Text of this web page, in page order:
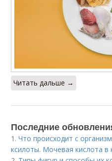
Читать дальше →
Последние
1.Что происходит с
ксилоты. Мочевая кислота в